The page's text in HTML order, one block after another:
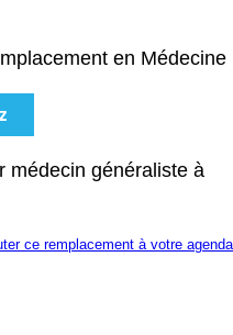
en Médecine
médecin généraliste à
ce remplacement à votre agenda